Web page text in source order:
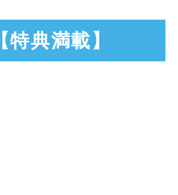
典満載】